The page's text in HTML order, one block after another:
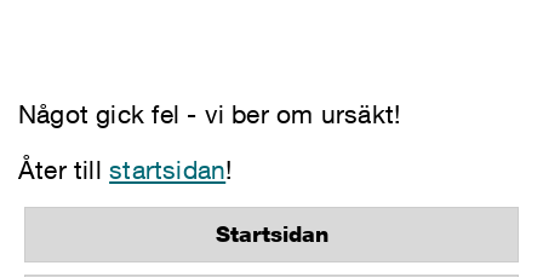
Något gick fel - vi ber om ursäkt!
Åter tillstartsidan!
Startsidan